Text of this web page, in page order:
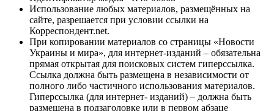
Использование любых материалов, размещённых на
сайте, разрешается при условии ссылки на
Корреспондент.net.
При копировании материалов со страницы «Новости
Украины и мира», для интернет-изданий – обязательна
прямая открытая для поисковых систем гиперссылка.
Ссылка должна быть размещена в независимости от
полного либо частичного использования материалов.
Гиперссылка (для интернет- изданий) – должна быть
размещена в подзаголовке или в первом абзаце